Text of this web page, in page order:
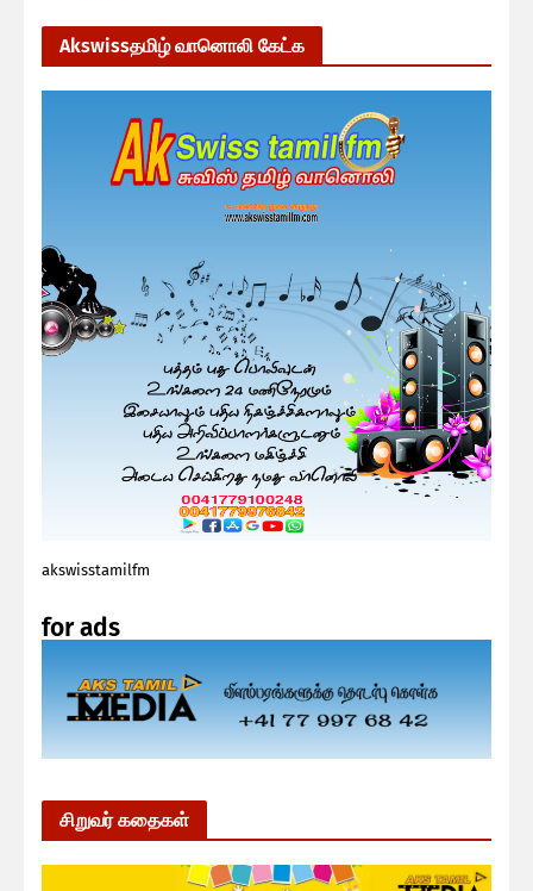
Akswissதமிழ் வானொலி கேட்க
akswisstamilfm
for ads
சிறுவர் கதைகள்